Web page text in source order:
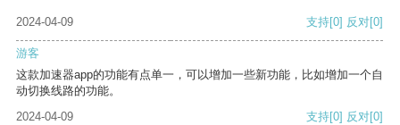
2024-04-09 支持[0] 反对[0]
游客
这款加速器app的功能有点单一，可以增加一些新功能，比如增加一个自
动切换线路的功能。
2024-04-09
支持[0] 反对[0]